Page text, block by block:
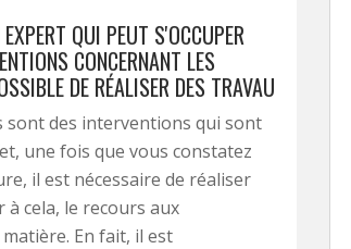
QUI PEUT S'OCCUPER
CONCERNANT LES
DE RÉALISER DES TRAVAU
sont des interventions qui sont
une fois que vous constatez
il est nécessaire de réaliser
cela, le recours aux
En fait, il est